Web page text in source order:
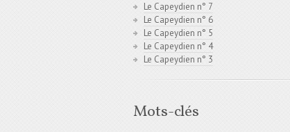
Le Capeydien n° 7
Le Capeydien n° 6
Le Capeydien n° 5
Le Capeydien n° 4
Le Capeydien n° 3
Mots-clés